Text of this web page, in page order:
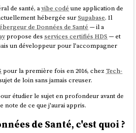
de santé, avibe codéune application de
hébergée surSupabase. Il
de Données de Santé— il a
propose desservices certifiés HDS— et
un développeur pour l'accompagner
pour la première fois en 2016, chezTech-
de loin sans jamais creuser.
étudier le sujet en profondeur avant de
de ce que j'aurai appris.
de Santé, c'est quoi ?